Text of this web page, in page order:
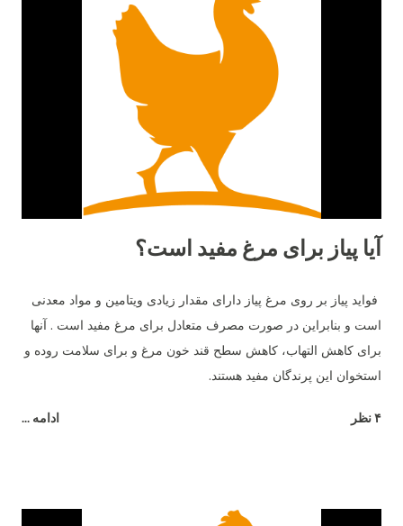
اصلاح‌نژاد شده و به‌صورت اختصاصی برای تولید تخم‌مرغ تجاری
طراحی گردیده است. ۲. میزان تخم‌گذاری تفاوت اصلی میان این دو
عدد تخم‌مرغ در سال تولید می‌کند. در حالی‌که مرغ بلک استار کمی
آیا پیاز برای مرغ مفید است؟
فواید پیاز بر روی مرغ پیاز دارای مقدار زیادی ویتامین و مواد معدنی
است و بنابراین در صورت مصرف متعادل برای مرغ مفید است . آنها
برای کاهش التهاب، کاهش سطح قند خون مرغ و برای سلامت روده و
استخوان این پرندگان مفید هستند.
۴ نظر ادامه ...